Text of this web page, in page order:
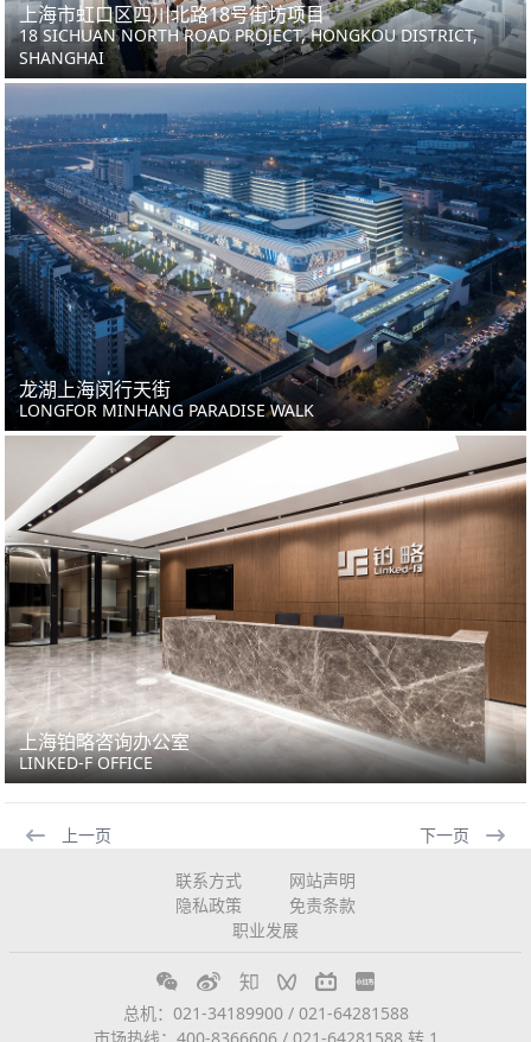
上海市虹口区四川北路18号街坊项目
18 SICHUAN NORTH ROAD PROJECT, HONGKOU DISTRICT,
SHANGHAI
龙湖上海闵行天街
LONGFOR MINHANG PARADISE WALK
上海铂略咨询办公室
LINKED-F OFFICE
上一页
下一页
联系方式
网站声明
隐私政策
免责条款
职业发展
总机：021-34189900 / 021-64281588